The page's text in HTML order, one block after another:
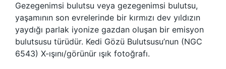
Gezegenimsi bulutsu veya gezegenimsi bulutsu,
yaşamının son evrelerinde bir kırmızı dev yıldızın
yaydığı parlak iyonize gazdan oluşan bir emisyon
bulutsusu türüdür. Kedi Gözü Bulutsusu’nun (NGC
6543) X-ışını/görünür ışık fotoğrafı.